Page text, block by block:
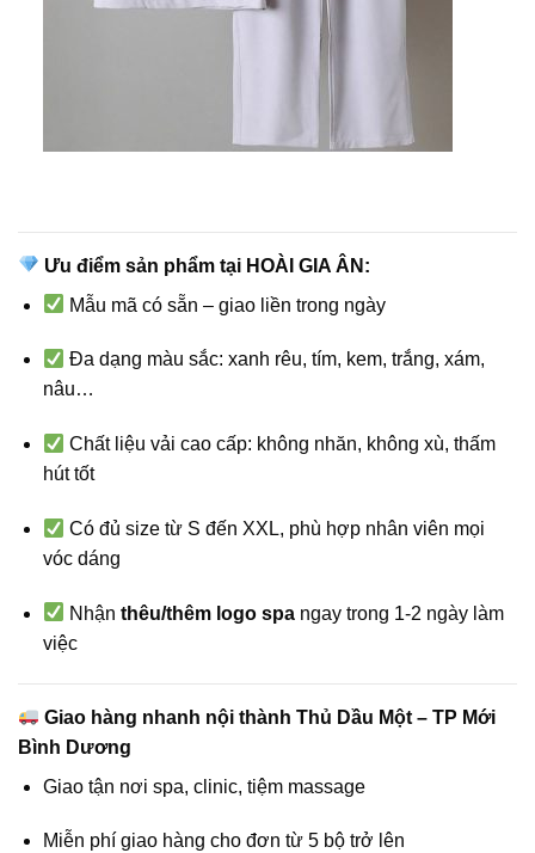
Ưu điểm sản phẩm tại HOÀI GIA ÂN:
Mẫu mã có sẵn – giao liền trong ngày
Đa dạng màu sắc: xanh rêu, tím, kem, trắng, xám,
nâu…
Chất liệu vải cao cấp: không nhăn, không xù, thấm
hút tốt
Có đủ size từ S đến XXL, phù hợp nhân viên mọi
vóc dáng
Nhậnthêu/thêm logo spa ngay trong 1-2 ngày làm
việc
Giao hàng nhanh nội thành Thủ Dầu Một – TP Mới
Bình Dương
Giao tận nơi spa, clinic, tiệm massage
Miễn phí giao hàng cho đơn từ 5 bộ trở lên